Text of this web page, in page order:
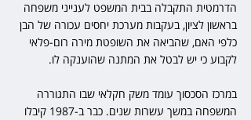
הדרמטית התקבלה בבית המשפט לענייני משפחה
בראשון לציון, בעקבות מערכת יחסים עכורה של הבן
כלפי האם, שהביאה את השופטת מירה רום-פלאי
לקבוע כי יש לבטל את המתנה שהוענקה לו.
במרכז הסכסוך עומד משק חקלאי שבו התגוררה
המשפחה במשך עשרות שנים. כבר ב-1987 קיבלו